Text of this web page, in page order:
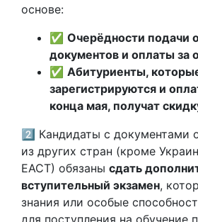
основе:
✅ Очерёдности подачи
документов и оплаты за
✅ Абитуриенты,
зарегистрируются и
конца мая, получат
2️⃣ Кандидаты с документами
из других стран (кроме
ЕАСТ) обязаны сдать
вступительный экзамен,
знания или особые
для поступления на обучение